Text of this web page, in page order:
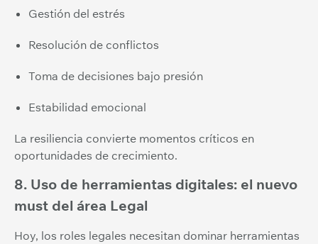
Gestión del estrés
Resolución de conflictos
Toma de decisiones bajo presión
Estabilidad emocional
La resiliencia convierte momentos críticos en
oportunidades de crecimiento.
8. Uso de herramientas digitales: el nuevo
must del área Legal
Hoy, los roles legales necesitan dominar herramientas